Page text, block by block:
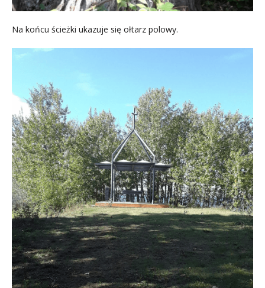
Na końcu ścieżki ukazuje się ołtarz polowy.